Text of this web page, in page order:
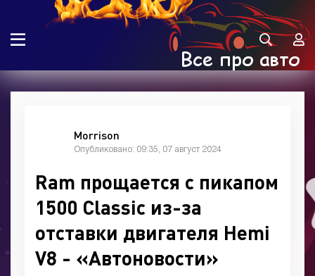
Morrison
Опубликовано: 09:35, 07 август 2024
Ram прощается с пикапом
1500 Classic из-за
отставки двигателя Hemi
V8 - «Автоновости»